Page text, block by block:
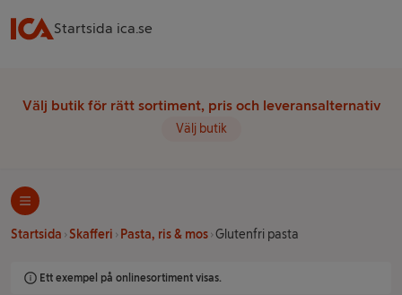
Startsida ica.se
Välj butik för rätt sortiment, pris och leveransalternativ
Välj butik
Startsida Skafferi Pasta, ris & mos Glutenfri pasta
Ett exempel på onlinesortiment visas.